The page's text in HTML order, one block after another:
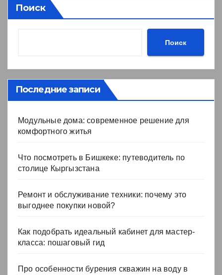
Поиск
Поиск
Последние записи
Модульные дома: современное решение для
комфортного житья
Что посмотреть в Бишкеке: путеводитель по
столице Кыргызстана
Ремонт и обслуживание техники: почему это
выгоднее покупки новой?
Как подобрать идеальный кабинет для мастер-
класса: пошаговый гид
Про особенности бурения скважин на воду в